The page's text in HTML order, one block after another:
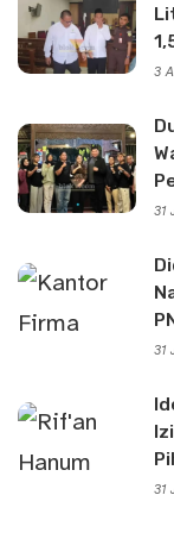
3
31
31
31